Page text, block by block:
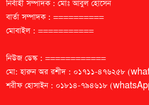
নির্বাহী সম্পাদক : মোঃ আবুল হোসেন
বার্তা সম্পাদক : ==========
মোবাইল : ===========
নিউজ ডেস্ক : ============
মো: হারুন অর রশীদ : ০১৭১১-৪৭৬২৫৮
শরীফ হোসাইন : ০১৮১৪-৭৯৪৬১৮